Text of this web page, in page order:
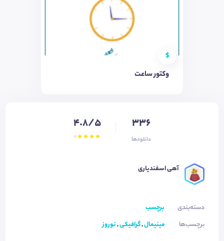
$
وکتور ساعت
336
دانلودها
4.8/5
آهی اسفندیاری
دسته‌بندی
برچسب
برچسب‌ها
مینیمال,گرافیکی,نوروز